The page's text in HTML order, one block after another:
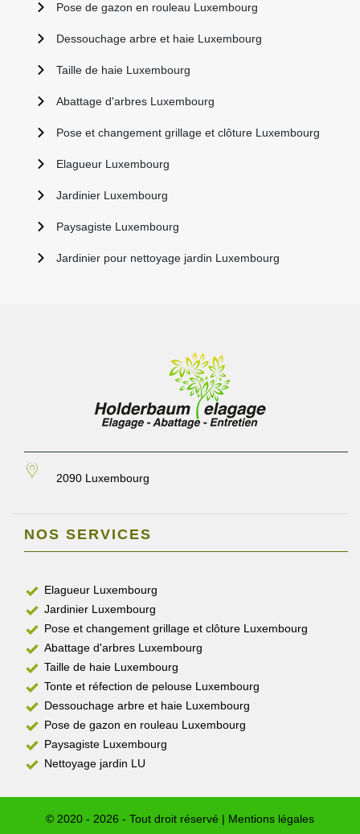
Pose de gazon en rouleau Luxembourg
Dessouchage arbre et haie Luxembourg
Taille de haie Luxembourg
Abattage d'arbres Luxembourg
Pose et changement grillage et clôture Luxembourg
Elagueur Luxembourg
Jardinier Luxembourg
Paysagiste Luxembourg
Jardinier pour nettoyage jardin Luxembourg
2090 Luxembourg
NOS SERVICES
Elagueur Luxembourg
Jardinier Luxembourg
Pose et changement grillage et clôture Luxembourg
Abattage d'arbres Luxembourg
Taille de haie Luxembourg
Tonte et réfection de pelouse Luxembourg
Dessouchage arbre et haie Luxembourg
Pose de gazon en rouleau Luxembourg
Paysagiste Luxembourg
Nettoyage jardin LU
© 2020 - 2026 - Tout droit réservé | Mentions légales